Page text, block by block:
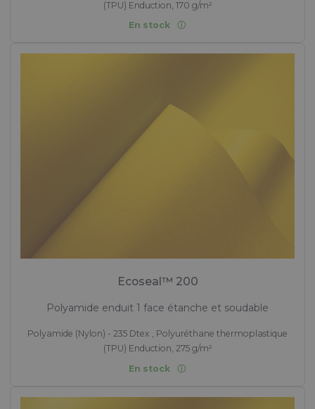
(TPU) Enduction, 170 g/m²
En stock
Ecoseal™ 200
Polyamide enduit 1 face étanche et soudable
Polyamide (Nylon) - 235 Dtex , Polyuréthane thermoplastique
(TPU) Enduction, 275 g/m²
En stock